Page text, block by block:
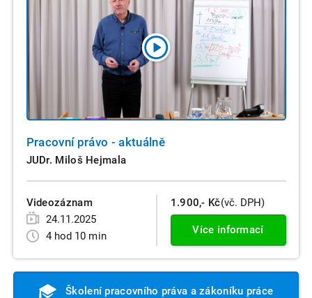
Pracovní právo - aktuálně
JUDr. Miloš Hejmala
Videozáznam
24.11.2025
4 hod 10 min
1.900,- Kč(vč. DPH)
Více informací
Školení pracovního práva a zákoníku práce